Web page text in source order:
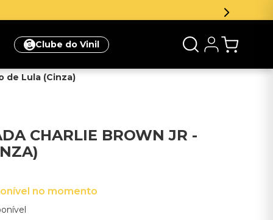
Clube do Vinil
de Lula (Cinza)
CHARLIE BROWN JR -
no momento